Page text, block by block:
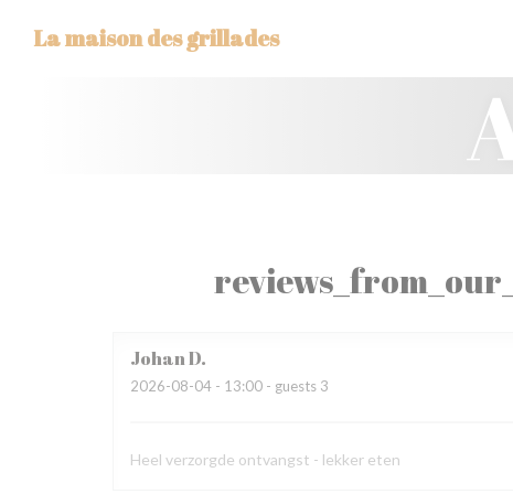
La maison des grillades
JohanD
2026-08-04 - 13:00 - guests 3
Heel verzorgde ontvangst - lekker eten